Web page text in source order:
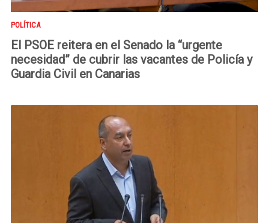
POLÍTICA
El PSOE reitera en el Senado la “urgente
necesidad” de cubrir las vacantes de Policía y
Guardia Civil en Canarias